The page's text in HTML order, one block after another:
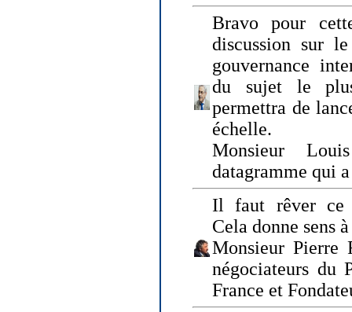
Bravo pour
discussion sur
gouvernance
du sujet le
permettra de
échelle.
Monsieur
datagramme qui
Il faut rêver ce
Cela donne sens
Monsieur Pierre
négociateurs du
France et